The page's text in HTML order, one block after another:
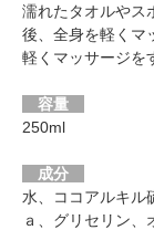
濡れたタオルやス
後、全身を軽くマ
軽くマッサージを
容量
250ml
成分
水、ココアルキル
ａ、グリセリン、